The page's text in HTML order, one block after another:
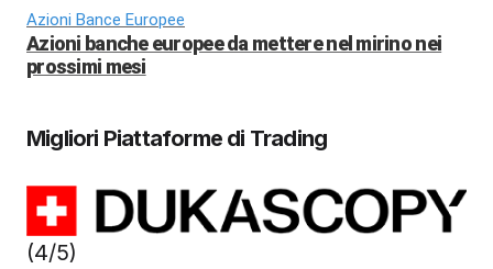
Azioni Bance Europee
Azioni banche europee da mettere nel mirino nei
prossimi mesi
Migliori Piattaforme di Trading
(4/5)